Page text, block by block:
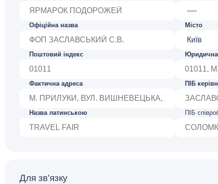
Офіційна назва Місто
Поштовий індекс
Фактична адреса ПІБ
Назва латинською ПІБ
Для зв'язку